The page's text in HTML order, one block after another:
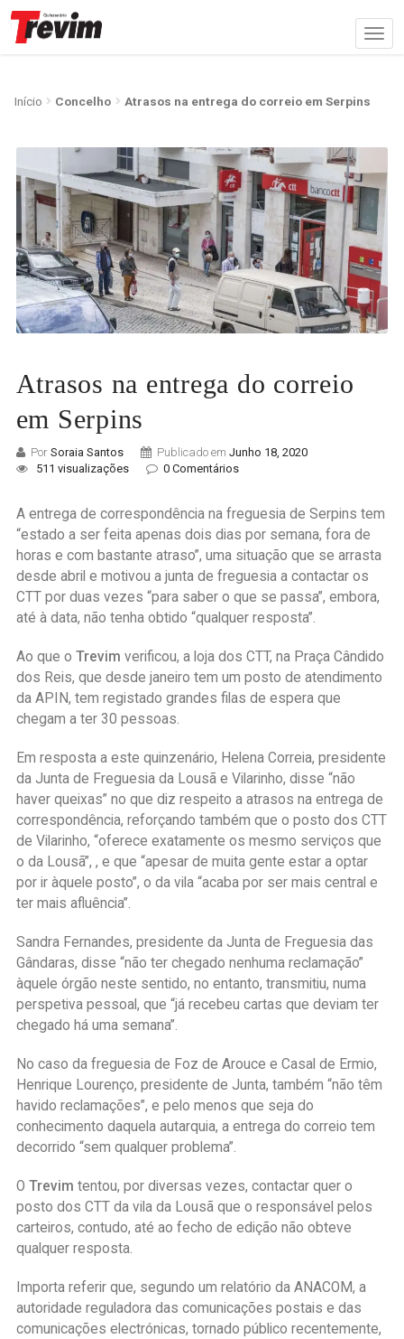
Início Concelho Atrasos na entrega do correio em Serpins
Atrasos na entrega do correio
em Serpins
Por Soraia Santos Publicado em Junho 18, 2020
511 visualizações
0 Comentários
A entrega de correspondência na freguesia de Serpins tem
“estado a ser feita apenas dois dias por semana, fora de
horas e com bastante atraso”, uma situação que se arrasta
desde abril e motivou a junta de freguesia a contactar os
CTT por duas vezes “para saber o que se passa”, embora,
até à data, não tenha obtido “qualquer resposta”.
Ao que o Trevim verificou, a loja dos CTT, na Praça Cândido
dos Reis, que desde janeiro tem um posto de atendimento
da APIN, tem registado grandes filas de espera que
chegam a ter 30 pessoas.
Em resposta a este quinzenário, Helena Correia, presidente
da Junta de Freguesia da Lousã e Vilarinho, disse “não
haver queixas” no que diz respeito a atrasos na entrega de
correspondência, reforçando também que o posto dos CTT
de Vilarinho, “oferece exatamente os mesmo serviços que
o da Lousã”, , e que “apesar de muita gente estar a optar
por ir àquele posto”, o da vila “acaba por ser mais central e
ter mais afluência”.
Sandra Fernandes, presidente da Junta de Freguesia das
Gândaras, disse “não ter chegado nenhuma reclamação”
àquele órgão neste sentido, no entanto, transmitiu, numa
perspetiva pessoal, que “já recebeu cartas que deviam ter
chegado há uma semana”.
No caso da freguesia de Foz de Arouce e Casal de Ermio,
Henrique Lourenço, presidente de Junta, também “não têm
havido reclamações”, e pelo menos que seja do
conhecimento daquela autarquia, a entrega do correio tem
decorrido “sem qualquer problema”.
O Trevim tentou, por diversas vezes, contactar quer o
posto dos CTT da vila da Lousã que o responsável pelos
carteiros, contudo, até ao fecho de edição não obteve
qualquer resposta.
Importa referir que, segundo um relatório da ANACOM, a
autoridade reguladora das comunicações postais e das
comunicações electrónicas, tornado público recentemente,